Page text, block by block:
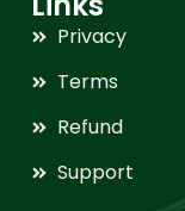
Privacy
Terms
Refund
Support